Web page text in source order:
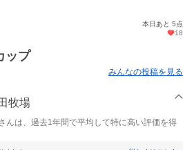
本日あと 5点
18
ップ
みんなの投稿を見る
牧場
んは、過去1年間で平均して特に高い評価を得